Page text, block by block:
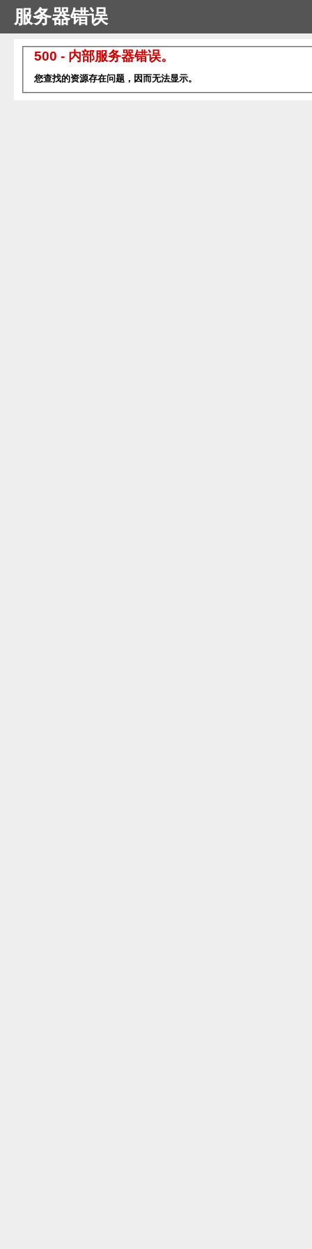
服务器错误
500 - 内部服务器错误。
您查找的资源存在问题，因而无法显示。